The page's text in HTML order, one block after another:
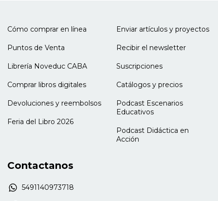
Cómo comprar en línea
Puntos de Venta
Librería Noveduc CABA
Comprar libros digitales
Devoluciones y reembolsos
Feria del Libro 2026
Enviar artículos y proyectos
Recibir el newsletter
Suscripciones
Catálogos y precios
Podcast Escenarios
Educativos
Podcast Didáctica en
Acción
Contactanos
5491140973718